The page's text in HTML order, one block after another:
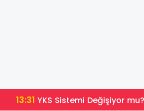
13:31 YKS Sistemi Değişiyor